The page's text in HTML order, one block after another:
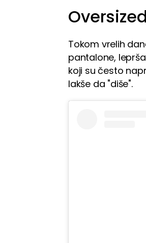
Tokom vrelih
pantalone,
koji su često
lakše da "diše".